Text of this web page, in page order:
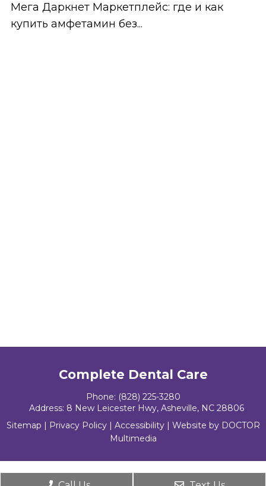
Мега Даркнет Маркетплейс: где и как
купить амфетамин без...
Complete Dental Care
Phone: (828) 225-3280
Address: 8 New Leicester Hwy, Asheville, NC 28806
Sitemap | Privacy Policy| Accessibility| Website by DOCTOR
Multimedia